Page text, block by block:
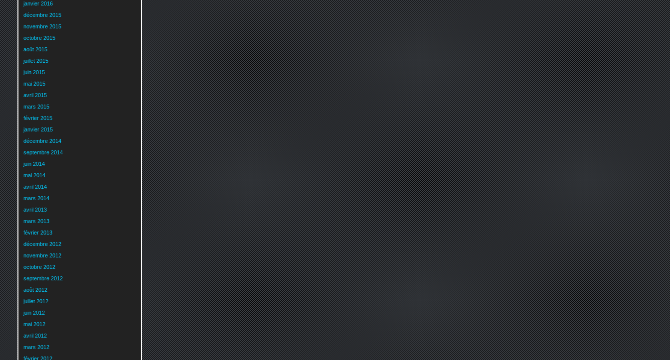
janvier 2016
décembre 2015
novembre 2015
octobre 2015
août 2015
juillet 2015
juin 2015
mai 2015
avril 2015
mars 2015
février 2015
janvier 2015
décembre 2014
septembre 2014
juin 2014
mai 2014
avril 2014
mars 2014
avril 2013
mars 2013
février 2013
décembre 2012
novembre 2012
octobre 2012
septembre 2012
août 2012
juillet 2012
juin 2012
mai 2012
avril 2012
mars 2012
février 2012